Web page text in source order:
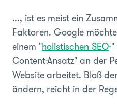
..., ist es meist ein
Faktoren. Google
einem "holistischen SEO-
Content-Ansatz" an der
Website arbeitet. Bloß
ändern, reicht in der